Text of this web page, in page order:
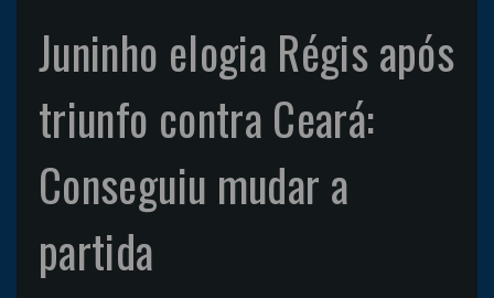
Juninho elogia Régis após
triunfo contra Ceará:
Conseguiu mudar a
partida